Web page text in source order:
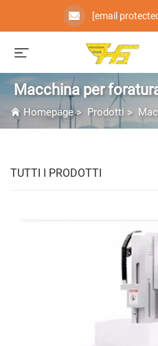
[email
Macchina per
Homepage> Prodotti >
TUTTI I PRODOTTI